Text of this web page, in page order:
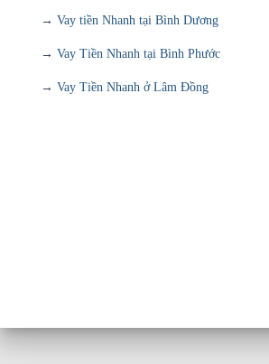
→ Vay tiền Nhanh tại Bình Dương
→ Vay Tiền Nhanh tại Bình Phước
→ Vay Tiền Nhanh ở Lâm Đồng